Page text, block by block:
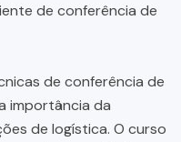
de conferência de
de conferência de
importância da
de logística. O curso